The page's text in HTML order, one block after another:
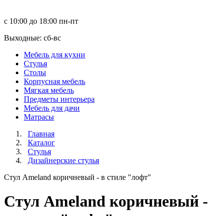
с 10:00 до 18:00 пн-пт
Выходные: сб-вc
Мебель для кухни
Стулья
Столы
Корпусная мебель
Мягкая мебель
Предметы интерьера
Мебель для дачи
Матраcы
Главная
Каталог
Стулья
Дизайнерские стулья
Стул Ameland коричневый - в стиле "лофт"
Стул Ameland коричневый -